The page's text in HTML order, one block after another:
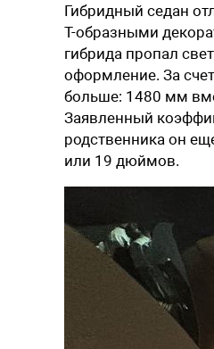
Гибридный седан
Т-образными
гибрида пропал
оформление. За
больше: 1480 мм
Заявленный
родственника он
или 19 дюймов.